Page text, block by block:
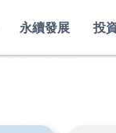
永續發展 投